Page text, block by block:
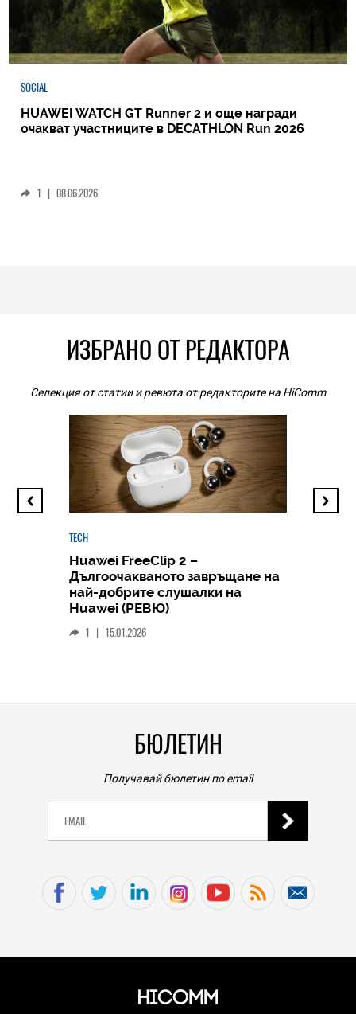
SOCIAL
HUAWEI WATCH GT Runner 2 и още награди
очакват участниците в DECATHLON Run 2026
1 08.06.2026
ИЗБРАНО ОТ РЕДАКТОРА
Селекция от статии и ревюта от редакторите на HiComm
TECH
Huawei FreeClip 2 –
Дългоочакваното завръщане на
най-добрите слушалки на
Huawei (РЕВЮ)
1 | 15.01.2026
БЮЛЕТИН
Получавай бюлетин по email